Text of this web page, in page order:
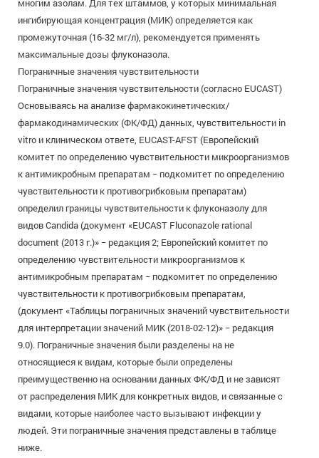
многим азолам. Для тех штаммов, у которых минимальная
ингибирующая концентрация (МИК) определяется как
промежуточная (16-32 мг/л), рекомендуется применять
максимальные дозы флуконазола.
Пограничные значения чувствительности
Пограничные значения чувствительности (согласно EUCAST)
Основываясь на анализе фармакокинетических/
фармакодинамических (ФК/ФД) данных, чувствительности in
vitro и клиническом ответе, EUCAST-AFST (Европейский
комитет по определению чувствительности микроорганизмов
к антимикробным препаратам − подкомитет по определению
чувствительности к противогрибковым препаратам)
определил границы чувствительности к флуконазолу для
видов Candida (документ «EUCAST Fluconazole rational
document (2013 г.)» − редакция 2; Европейский комитет по
определению чувствительности микроорганизмов к
антимикробным препаратам − подкомитет по определению
чувствительности к противогрибковым препаратам,
(документ «Таблицы пограничных значений чувствительности
для интерпретации значений МИК (2018-02-12)» − редакция
9.0). Пограничные значения были разделены на не
относящиеся к видам, которые были определены
преимущественно на основании данных ФК/ФД и не зависят
от распределения МИК для конкретных видов, и связанные с
видами, которые наиболее часто вызывают инфекции у
людей. Эти пограничные значения представлены в таблице
ниже.